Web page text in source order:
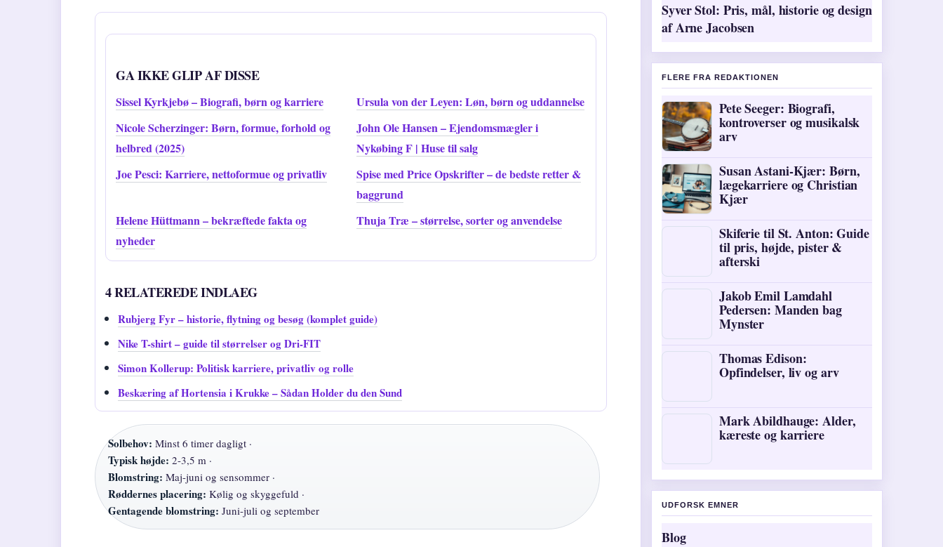
GA IKKE GLIP AF DISSE
Sissel Kyrkjebø – Biografi, børn og karriere
Ursula von der Leyen: Løn, børn og uddannelse
Nicole Scherzinger: Børn, formue, forhold og
helbred (2025)
John Ole Hansen – Ejendomsmægler i
Nykøbing F | Huse til salg
Joe Pesci: Karriere, nettoformue og privatliv
Spise med Price Opskrifter – de bedste retter &
baggrund
Helene Hüttmann – bekræftede fakta og
nyheder
Thuja Træ – størrelse, sorter og anvendelse
4 RELATEREDE INDLAEG
Rubjerg Fyr – historie, flytning og besøg (komplet guide)
Nike T-shirt – guide til størrelser og Dri-FIT
Simon Kollerup: Politisk karriere, privatliv og rolle
Beskæring af Hortensia i Krukke – Sådan Holder du den Sund
Solbehov: Minst 6 timer dagligt ·
Typisk højde: 2-3,5 m ·
Blomstring: Maj-juni og sensommer ·
Røddernes placering: Kølig og skyggefuld ·
Gentagende blomstring: Juni-juli og september
Syver Stol: Pris, mål, historie og design
af Arne Jacobsen
FLERE FRA REDAKTIONEN
Pete Seeger: Biografi,
kontroverser og musikalsk
arv
Susan Astani-Kjær: Børn,
lægekarriere og Christian
Kjær
Skiferie til St. Anton: Guide
til pris, højde, pister &
afterski
Jakob Emil Lamdahl
Pedersen: Manden bag
Mynster
Thomas Edison:
Opfindelser, liv og arv
Mark Abildhauge: Alder,
kæreste og karriere
UDFORSK EMNER
Blog